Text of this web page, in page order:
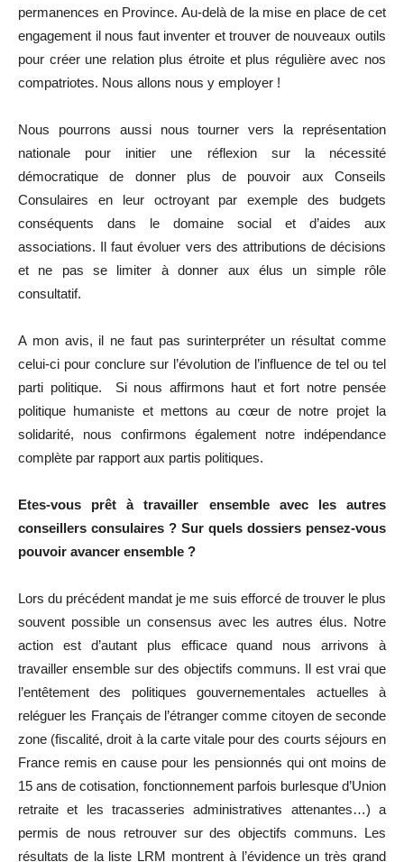
permanences en Province. Au-delà de la mise en place de cet
engagement il nous faut inventer et trouver de nouveaux outils
pour créer une relation plus étroite et plus régulière avec nos
compatriotes. Nous allons nous y employer !
Nous pourrons aussi nous tourner vers la représentation
nationale pour initier une réflexion sur la nécessité
démocratique de donner plus de pouvoir aux Conseils
Consulaires en leur octroyant par exemple des budgets
conséquents dans le domaine social et d’aides aux
associations. Il faut évoluer vers des attributions de décisions
et ne pas se limiter à donner aux élus un simple rôle
consultatif.
A mon avis, il ne faut pas surinterpréter un résultat comme
celui-ci pour conclure sur l’évolution de l’influence de tel ou tel
parti politique. Si nous affirmons haut et fort notre pensée
politique humaniste et mettons au cœur de notre projet la
solidarité, nous confirmons également notre indépendance
complète par rapport aux partis politiques.
Etes-vous prêt à travailler ensemble avec les autres
conseillers consulaires ? Sur quels dossiers pensez-vous
pouvoir avancer ensemble ?
Lors du précédent mandat je me suis efforcé de trouver le plus
souvent possible un consensus avec les autres élus. Notre
action est d’autant plus efficace quand nous arrivons à
travailler ensemble sur des objectifs communs. Il est vrai que
l’entêtement des politiques gouvernementales actuelles à
reléguer les Français de l’étranger comme citoyen de seconde
zone (fiscalité, droit à la carte vitale pour des courts séjours en
France remis en cause pour les pensionnés qui ont moins de
15 ans de cotisation, fonctionnement parfois burlesque d’Union
retraite et les tracasseries administratives attenantes…) a
permis de nous retrouver sur des objectifs communs. Les
résultats de la liste LRM montrent à l’évidence un très grand